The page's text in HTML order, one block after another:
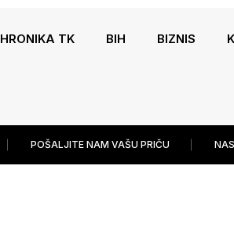
HRONIKA TK BIH BIZNIS
POŠALJITE NAM VAŠU PRIČU